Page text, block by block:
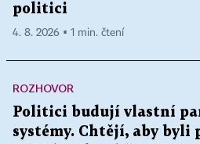
politici
4. 8. 2026 ▪ 1 min. čtení
ROZHOVOR
Politici budují vlastní
systémy. Chtějí, aby byli